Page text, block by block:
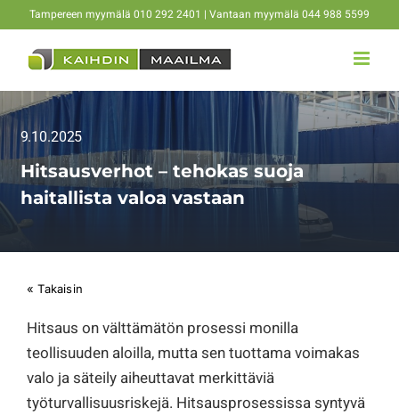
to
content
Tampereen myymälä 010 292 2401 | Vantaan myymälä 044 988 5599
9.10.2025
Hitsausverhot – tehokas suoja
haitallista valoa vastaan
« Takaisin
Hitsaus on välttämätön prosessi monilla
teollisuuden aloilla, mutta sen tuottama voimakas
valo ja säteily aiheuttavat merkittäviä
työturvallisuusriskejä. Hitsausprosessissa syntyvä